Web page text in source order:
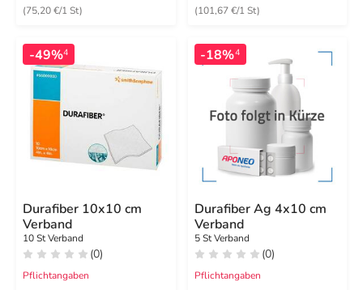
(75,20 €/1 St) (101,67 €/1 St)
-49%4
Durafiber 10x10 cm
Verband
10 St Verband
(0)
Pflichtangaben
-18%4
Durafiber Ag 4x10 cm
Verband
5 St Verband
(0)
Pflichtangaben